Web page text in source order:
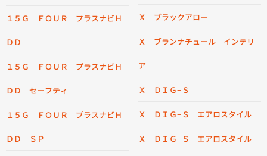
１５Ｇ ＦＯＵＲ プラスナビＨ
ＤＤ
１５Ｇ ＦＯＵＲ プラスナビＨ
ＤＤ セーフティ
１５Ｇ ＦＯＵＲ プラスナビＨ
ＤＤ ＳＰ
Ｘ ブラックアロー
Ｘ ブランナチュール インテリ
ア
Ｘ ＤＩＧ−Ｓ
Ｘ ＤＩＧ−Ｓ エアロスタイル
Ｘ ＤＩＧ−Ｓ エアロスタイル